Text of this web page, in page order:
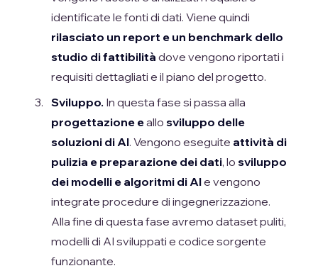
identificate le fonti di dati. Viene quindi
rilasciato un report e un benchmark dello
studio di fattibilità dove vengono riportati i
requisiti dettagliati e il piano del progetto.
Sviluppo. In questa fase si passa alla
progettazione eallo sviluppo delle
soluzioni di AI. Vengono eseguite attività di
pulizia e preparazione dei dati, lo sviluppo
dei modelli e algoritmi di AIe vengono
integrate procedure di ingegnerizzazione.
Alla fine di questa fase avremo dataset puliti,
modelli di AI sviluppati e codice sorgente
funzionante.